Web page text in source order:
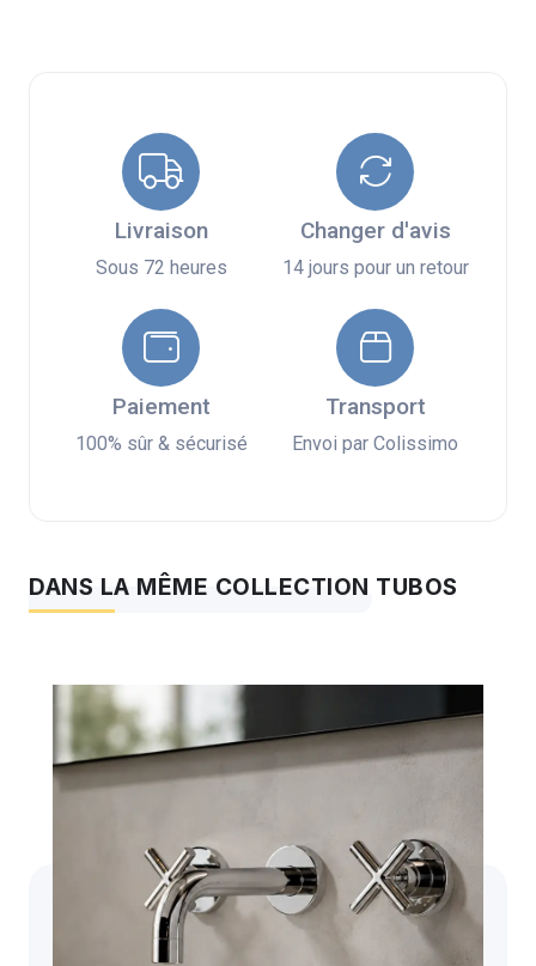
Livraison
Sous 72 heures
Changer d'avis
14 jours pour un retour
Paiement
100% sûr & sécurisé
Transport
Envoi par Colissimo
DANS LA MÊME COLLECTION TUBOS